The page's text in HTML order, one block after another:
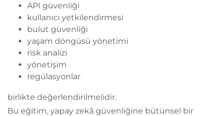
API güvenliği
kullanıcı yetkilendirmesi
bulut güvenliği
yaşam döngüsü yönetimi
risk analizi
yönetişim
regülasyonlar
birlikte değerlendirilmelidir.
Bu eğitim, yapay zekâ güvenliğine bütünsel bir